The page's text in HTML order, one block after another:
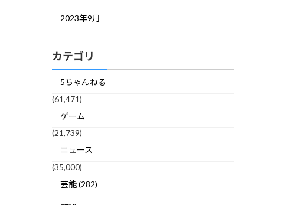
2023年9月
カテゴリ
5ちゃんねる
(61,471)
ゲーム
(21,739)
ニュース
(35,000)
芸能 (282)